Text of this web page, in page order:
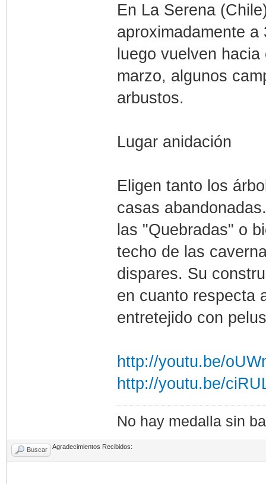
En La Serena
aproximadamente
luego vuelven
marzo, algunos
arbustos.
Lugar anidación
Eligen tanto los
casas
las "Quebradas" o
techo de las
dispares. Su
en cuanto respecta
entretejido con
http://youtu.be/
http://youtu.be/
No hay medalla sin
Buscar Agradecimientos Recibidos: